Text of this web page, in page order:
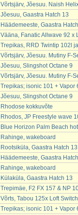
Võrtsjärv, Jõesuu. Naish
Jõesuu, Gaastra Hatch 13
Häädemeeste, Gaastra
Vääna, Fanatic Allwave 92 x
Trepikas, RRD Twintip 102l
Võrtsjärv, Jõesuu. Mutiny F-
Jõesuu, Slingshot Octane 9
Võrtsjärv, Jõesuu. Mutiny F-
Trepikas; isonic 101 + Vapor
Jõesuu, Slingshot Octane 9
Rhodose kokkuvõte
Rhodos, JP Freestyle wave
Blue Horizon Palm Beach
Rahinge, wakeboard
Rootsiküla, Gaastra Hatch 13
Häädemeeste, Gaastra
Rahinge, wakeboard
Külaküla, Gaastra Hatch 13
Trepimäe, F2 FX 157 & NP
Võrts, Tabou 125x Loft
Trepikas; isonic 101 + Vapor